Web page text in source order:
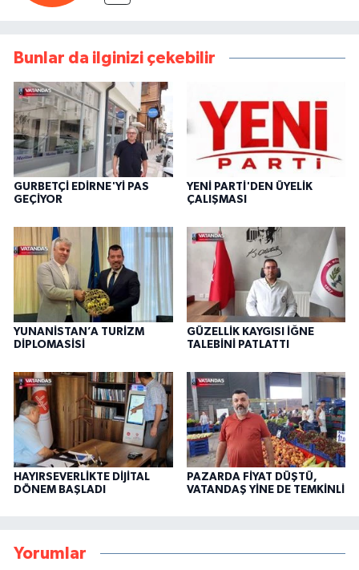
Bunlar da ilginizi çekebilir
GURBETÇİ EDİRNE'Yİ PAS
GEÇİYOR
YENİ PARTİ'DEN ÜYELİK
ÇALIŞMASI
YUNANİSTAN’A TURİZM
DİPLOMASİSİ
GÜZELLİK KAYGISI İĞNE
TALEBİNİ PATLATTI
HAYIRSEVERLİKTE DİJİTAL
DÖNEM BAŞLADI
PAZARDA FİYAT DÜŞTÜ,
VATANDAŞ YİNE DE TEMKİNLİ
Yorumlar